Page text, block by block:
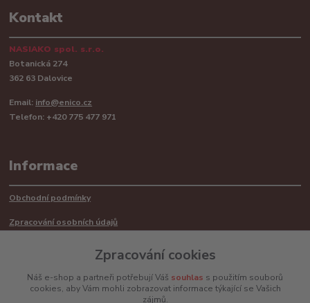
Kontakt
NASIAKO spol. s.r.o.
Botanická 274
362 63 Dalovice
Email: info@enico.cz
Telefon: +420 775 477 971
Informace
Obchodní podmínky
Zpracování osobních údajů
Mimosoudní řešení sporů ADR
Zpracování cookies
Náš e-shop a partneři potřebují Váš souhlas s použitím souborů
cookies, aby Vám mohli zobrazovat informace týkající se Vašich
zájmů.